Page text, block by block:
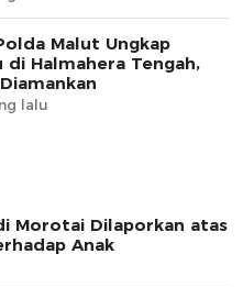
Malut Ungkap
di Halmahera Tengah,
lalu
Morotai Dilaporkan atas
Anak